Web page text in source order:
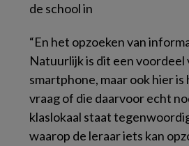
de school in
“En het opzoeken van
Natuurlijk is dit een voordeel
smartphone, maar ook hier
vraag of die daarvoor echt
klaslokaal staat
waarop de leraar iets kan